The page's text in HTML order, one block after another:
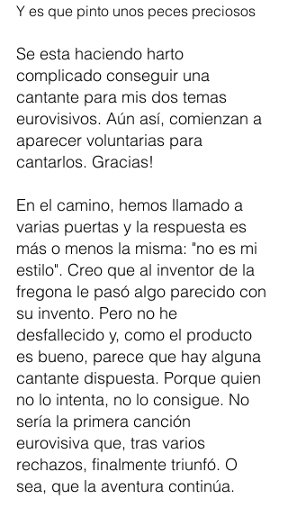
Y es que pinto unos peces preciosos
Se esta haciendo harto
complicado conseguir una
cantante para mis dos temas
eurovisivos. Aún así, comienzan a
aparecer voluntarias para
cantarlos. Gracias!
En el camino, hemos llamado a
varias puertas y la respuesta es
más o menos la misma: "no es mi
estilo". Creo que al inventor de la
fregona le pasó algo parecido con
su invento. Pero no he
desfallecido y, como el producto
es bueno, parece que hay alguna
cantante dispuesta. Porque quien
no lo intenta, no lo consigue. No
sería la primera canción
eurovisiva que, tras varios
rechazos, finalmente triunfó. O
sea, que la aventura continúa.